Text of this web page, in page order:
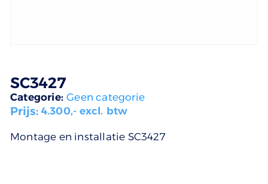
SC3427
Categorie:Geen categorie
Prijs:4.300,- excl. btw
Montage en installatie SC3427